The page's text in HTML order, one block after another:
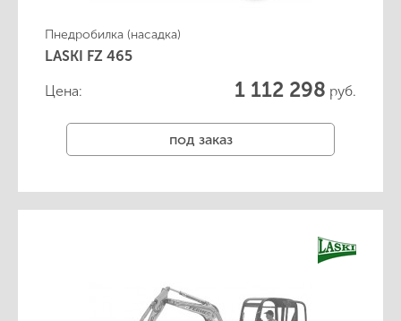
Пнедробилка (насадка)
LASKI FZ 465
Цена: 1 112 298 руб.
под заказ